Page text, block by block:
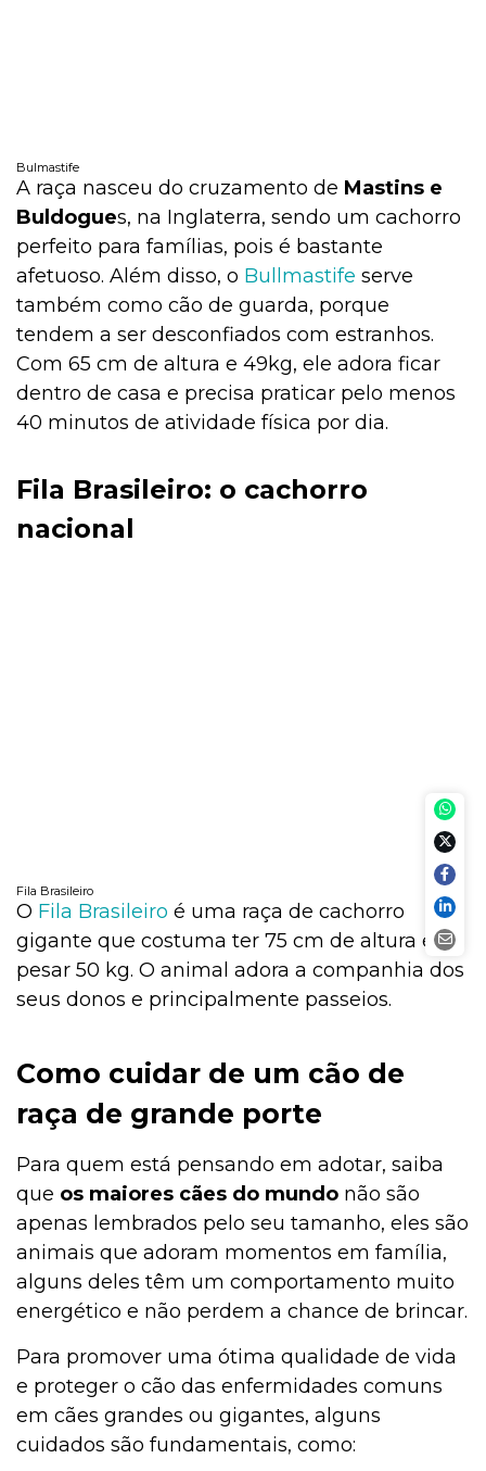
Bulmastife
A raça nasceu do cruzamento de Mastins e
Buldogues, na Inglaterra, sendo um cachorro
perfeito para famílias, pois é bastante
afetuoso. Além disso, o Bullmastife serve
também como cão de guarda, porque
tendem a ser desconfiados com estranhos.
Com 65 cm de altura e 49kg, ele adora ficar
dentro de casa e precisa praticar pelo menos
40 minutos de atividade física por dia.
Fila Brasileiro: o cachorro
nacional
Fila Brasileiro
O Fila Brasileiro é uma raça de cachorro
gigante que costuma ter 75 cm de altura e
pesar 50 kg. O animal adora a companhia dos
seus donos e principalmente passeios.
Como cuidar de um cão de
raça de grande porte
Para quem está pensando em adotar, saiba
que os maiores cães do mundo não são
apenas lembrados pelo seu tamanho, eles são
animais que adoram momentos em família,
alguns deles têm um comportamento muito
energético e não perdem a chance de brincar.
Para promover uma ótima qualidade de vida
e proteger o cão das enfermidades comuns
em cães grandes ou gigantes, alguns
cuidados são fundamentais, como: